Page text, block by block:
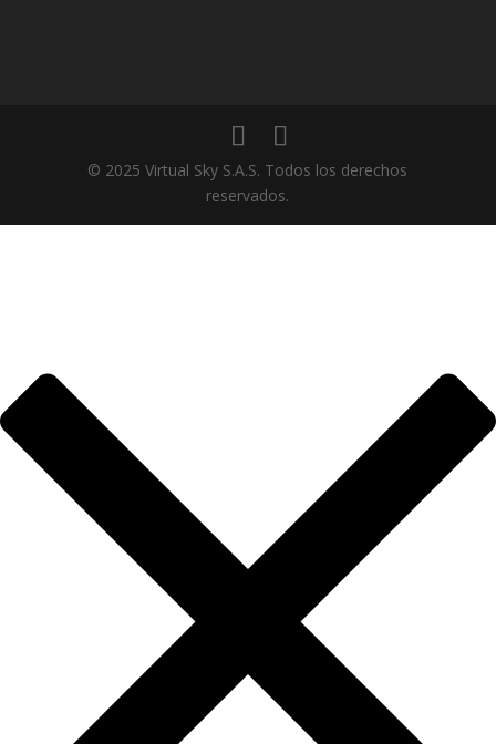
© 2025 Virtual Sky S.A.S. Todos los derechos
reservados.